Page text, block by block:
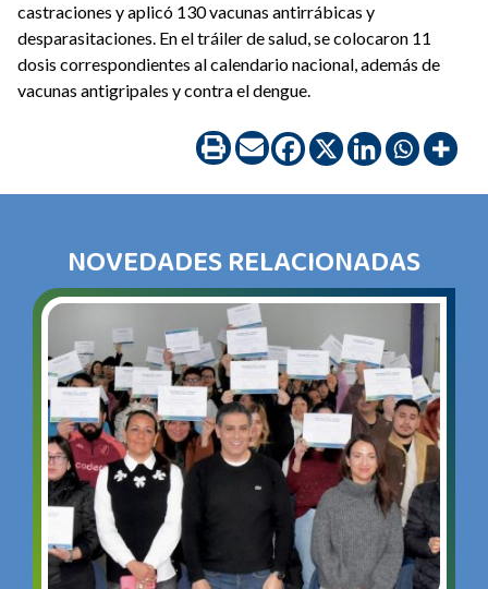
castraciones y aplicó 130 vacunas antirrábicas y
desparasitaciones. En el tráiler de salud, se colocaron 11
dosis correspondientes al calendario nacional, además de
vacunas antigripales y contra el dengue.
NOVEDADES RELACIONADAS